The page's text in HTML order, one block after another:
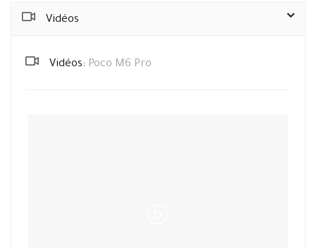
Vidéos
Vidéos: Poco M6 Pro